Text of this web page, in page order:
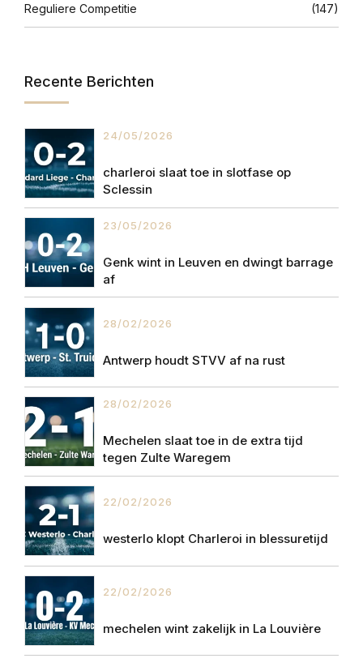
Reguliere Competitie (147)
Recente Berichten
24/05/2026
charleroi slaat toe in slotfase op
Sclessin
23/05/2026
Genk wint in Leuven en dwingt barrage
af
28/02/2026
Antwerp houdt STVV af na rust
28/02/2026
Mechelen slaat toe in de extra tijd
tegen Zulte Waregem
22/02/2026
westerlo klopt Charleroi in blessuretijd
22/02/2026
mechelen wint zakelijk in La Louvière